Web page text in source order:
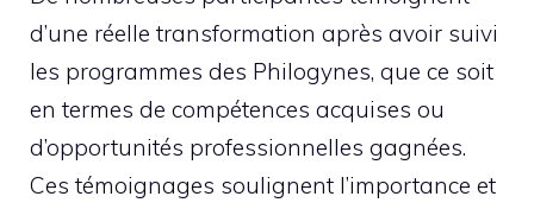
d’une réelle transformation après avoir suivi
les programmes des Philogynes, que ce soit
en termes de compétences acquises ou
d’opportunités professionnelles gagnées.
Ces témoignages soulignent l’importance et